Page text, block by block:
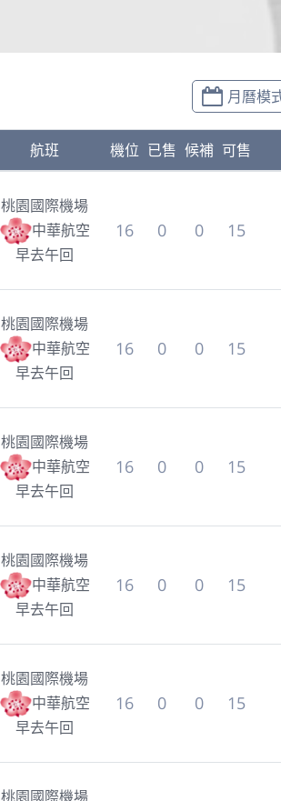
月曆模
航班 機位 已售 候補 可售
桃園國際機場
中華航空
早去午回
16 0 0 15
桃園國際機場
中華航空
早去午回
16 0 0 15
桃園國際機場
中華航空
早去午回
16 0 0 15
桃園國際機場
中華航空
早去午回
16 0 0 15
桃園國際機場
中華航空
早去午回
16 0 0 15
桃園國際機場